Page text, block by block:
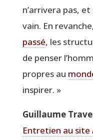
n’arrivera pas,
vain. En
pas­sé, les
de pen­ser
propres au
inspirer. »
Guillaume
Entre­tien au site